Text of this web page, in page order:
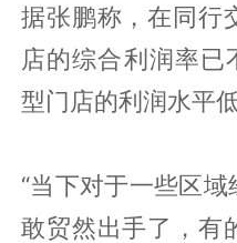
据张鹏称，在同行
店的综合利润率已
型门店的利润水平低
“当下对于一些区
敢贸然出手了，有